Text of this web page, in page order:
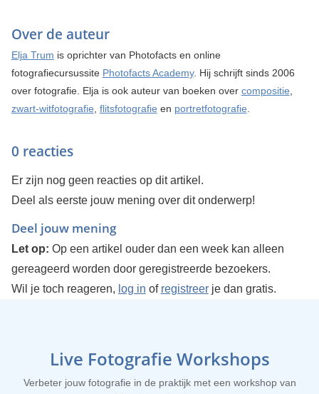
Over de auteur
Elja Trum is oprichter van Photofacts en online
fotografiecursussite Photofacts Academy. Hij schrijft sinds 2006
over fotografie. Elja is ook auteur van boeken over compositie,
zwart-witfotografie, flitsfotografie en portretfotografie.
0 reacties
Er zijn nog geen reacties op dit artikel.
Deel als eerste jouw mening over dit onderwerp!
Deel jouw mening
Let op: Op een artikel ouder dan een week kan alleen
gereageerd worden door geregistreerde bezoekers.
Wil je toch reageren, log in of registreerje dan gratis.
Live Fotografie Workshops
Verbeter jouw fotografie in de praktijk met een workshop van